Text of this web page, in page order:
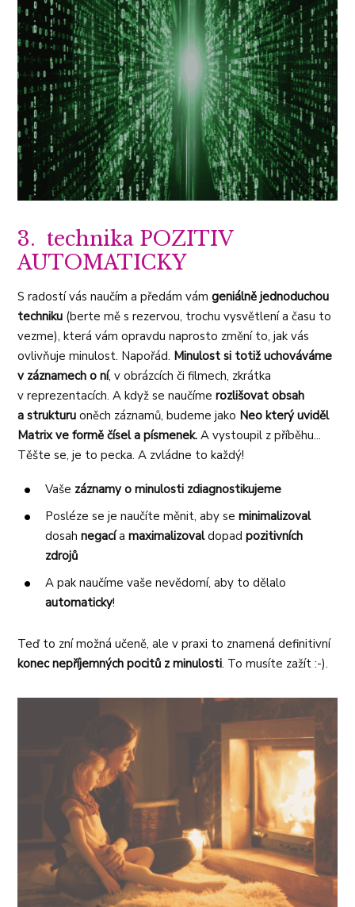
3. technika POZITIV
AUTOMATICKY
S radostí vás naučím a předám vám geniálně jednoduchou
techniku (berte mě s rezervou, trochu vysvětlení a času to
vezme), která vám opravdu naprosto změní to, jak vás
ovlivňuje minulost. Napořád. Minulost si totiž uchováváme
v záznamech o ní, v obrázcích či filmech, zkrátka
v reprezentacích. A když se naučímerozlišovat obsah
a strukturu oněch záznamů, budeme jako Neo který uviděl
Matrix ve formě čísel a písmenek.A vystoupil z příběhu...
Těšte se, je to pecka. A zvládne to každý!
Vaše záznamy o minulosti zdiagnostikujeme
Posléze se je naučíte měnit, aby seminimalizoval
dosahnegacíamaximalizovaldopadpozitivních
zdrojů
A pak naučíme vaše nevědomí, aby to dělalo
automaticky!
Teď to zní možná učeně, ale v praxi to znamená definitivní
konec nepříjemných pocitů z minulosti. To musíte zažít :-).